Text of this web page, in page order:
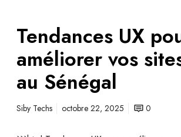
Tendances UX
améliorer vos
au Sénégal
Siby Techs octobre 22, 2025 0